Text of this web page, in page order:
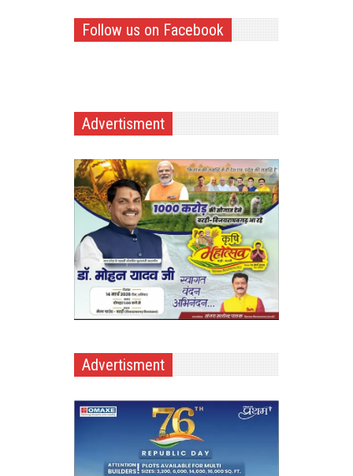
Follow us on Facebook
Advertisment
Advertisment